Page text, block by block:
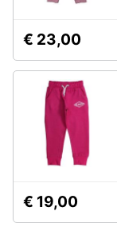
€ 23,00
€ 19,00